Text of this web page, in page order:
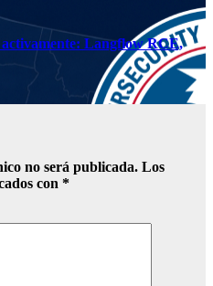
Langflow RCE,
no será publicada. Los
con *